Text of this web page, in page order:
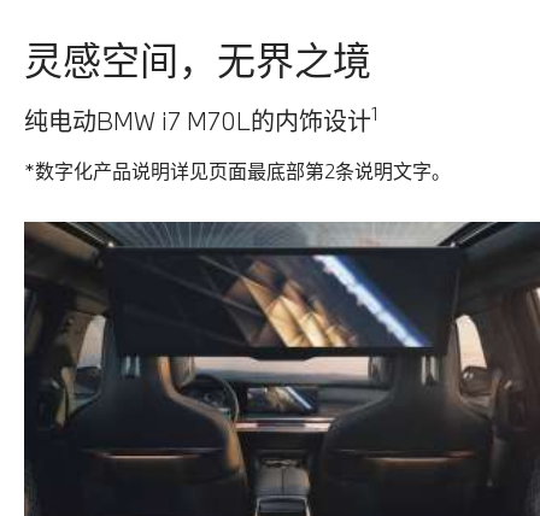
灵感空间，无界之境
纯电动BMW i7 M70L的内饰设计1
*数字化产品说明详见页面最底部第2条说明文字。